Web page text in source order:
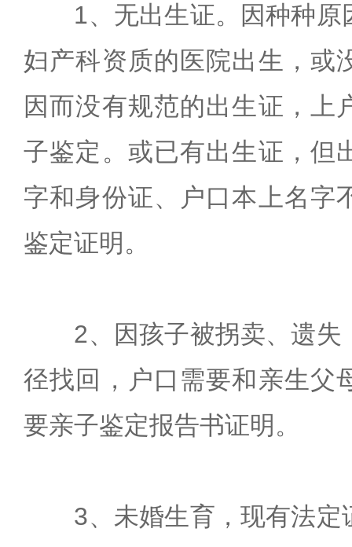
1、无出生证。因种种原
妇产科资质的医院出生，或
因而没有规范的出生证，上
子鉴定。或已有出生证，但
字和身份证、户口本上名字
鉴定证明。
2、因孩子被拐卖、遗失
径找回，户口需要和亲生父
要亲子鉴定报告书证明。
3、未婚生育，现有法定